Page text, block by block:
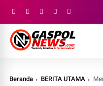
Beranda BERITA UTAMA